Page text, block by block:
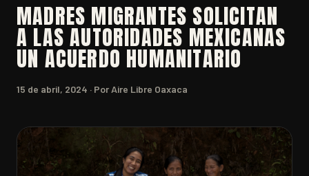
MADRES MIGRANTES SOLICITAN
A LAS AUTORIDADES MEXICANAS
UN ACUERDO HUMANITARIO
15 de abril, 2024 · Por Aire Libre Oaxaca